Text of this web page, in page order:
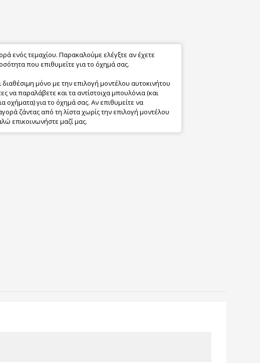
ενός τεμαχίου. Παρακαλούμε ελέγξτε αν έχετε
που επιθυμείτε για το όχημά σας.
διαθέσιμη μόνο με την επιλογή μοντέλου αυτοκινήτου
να παραλάβετε και τα αντίστοιχα μπουλόνια (και
οχήματα) για το όχημά σας. Αν επιθυμείτε να
ζάντας από τη λίστα χωρίς την επιλογή μοντέλου
επικοινωνήστε μαζί μας.